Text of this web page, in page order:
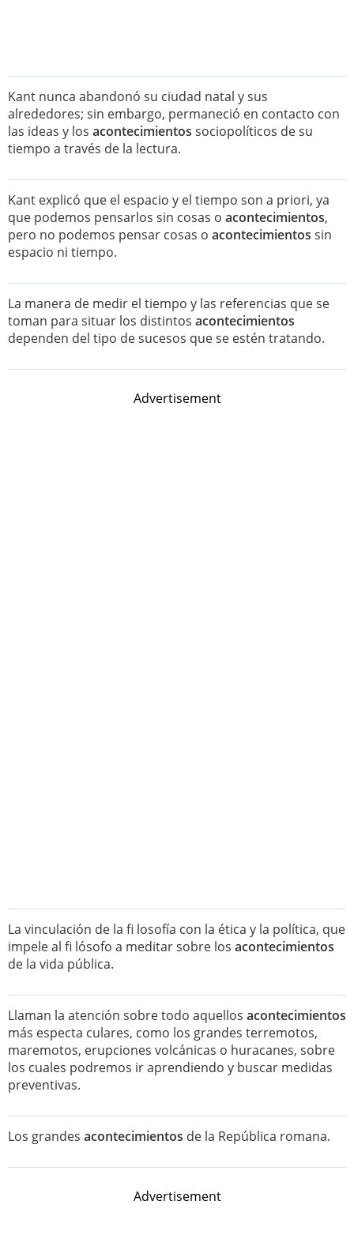
Kant nunca abandonó su ciudad natal y sus
alrededores; sin embargo, permaneció en contacto con
las ideas y los acontecimientos sociopolíticos de su
tiempo a través de la lectura.
Kant explicó que el espacio y el tiempo son a priori, ya
que podemos pensarlos sin cosas o acontecimientos,
pero no podemos pensar cosas o acontecimientos sin
espacio ni tiempo.
La manera de medir el tiempo y las referencias que se
toman para situar los distintos acontecimientos
dependen del tipo de sucesos que se estén tratando.
Advertisement
La vinculación de la fi losofía con la ética y la política, que
impele al fi lósofo a meditar sobre los acontecimientos
de la vida pública.
Llaman la atención sobre todo aquellos acontecimientos
más especta culares, como los grandes terremotos,
maremotos, erupciones volcánicas o huracanes, sobre
los cuales podremos ir aprendiendo y buscar medidas
preventivas.
Los grandes acontecimientos de la República romana.
Advertisement